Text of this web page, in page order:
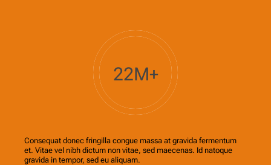
22M+
Consequat donec fringilla congue massa at gravida fermentum
et. Vitae vel nibh dictum non vitae, sed maecenas. Id natoque
gravida in tempor, sed eu aliquam.